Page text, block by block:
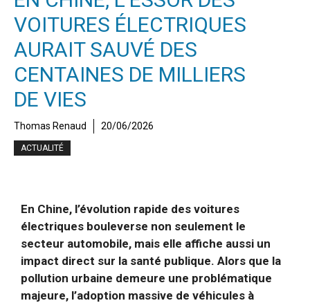
VOITURES ÉLECTRIQUES
AURAIT SAUVÉ DES
CENTAINES DE MILLIERS
DE VIES
Thomas Renaud 20/06/2026
ACTUALITÉ
En Chine, l’évolution rapide des voitures
électriques bouleverse non seulement le
secteur automobile, mais elle affiche aussi un
impact direct sur la santé publique. Alors que la
pollution urbaine demeure une problématique
majeure, l’adoption massive de véhicules à